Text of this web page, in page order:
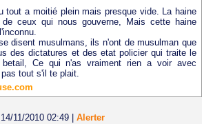
tout a moitié plein mais presque vide. La haine
ceux qui nous gouverne, Mais cette haine
disent musulmans, ils n'ont de musulman que
des dictatures et des etat policier qui traite le
betail, Ce qui n'as vraiment rien a voir avec
tout s'il te plait.
14/11/2010 02:49
Alerter